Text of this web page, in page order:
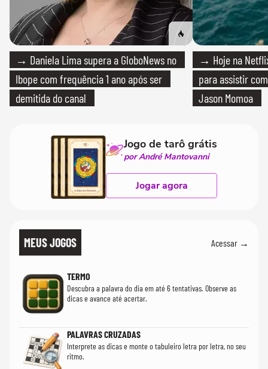
→ Daniela Lima supera a GloboNews no
Ibope com frequência 1 ano após ser
demitida do canal
→ Hoje na
para assistir
Jason Momoa
Jogo de tarô grátis
por André Mantovanni
Jogar agora
MEUS JOGOS Acessar →
TERMO
Descubra a palavra do dia em até 6 tentativas. Observe as
dicas e avance até acertar.
PALAVRAS CRUZADAS
Interprete as dicas e monte o tabuleiro letra por letra, no seu
ritmo.